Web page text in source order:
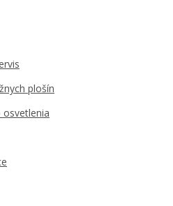
plošín
osvetlenia